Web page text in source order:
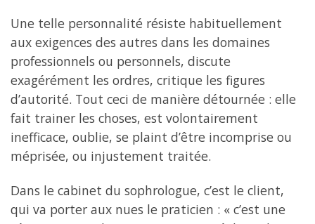
Une telle personnalité résiste habituellement
aux exigences des autres dans les domaines
professionnels ou personnels, discute
exagérément les ordres, critique les figures
d’autorité. Tout ceci de manière détournée : elle
fait trainer les choses, est volontairement
inefficace, oublie, se plaint d’être incomprise ou
méprisée, ou injustement traitée.
Dans le cabinet du sophrologue, c’est le client,
qui va porter aux nues le praticien : « c’est une